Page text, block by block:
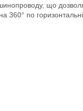
що
360° по